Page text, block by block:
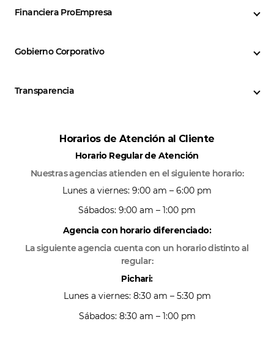
Financiera ProEmpresa
Gobierno Corporativo
Transparencia
Horarios de Atención al Cliente
Horario Regular de Atención
Nuestras agencias atienden en el siguiente horario:
Lunes a viernes: 9:00 am – 6:00 pm
Sábados: 9:00 am – 1:00 pm
Agencia con horario diferenciado:
La siguiente agencia cuenta con un horario distinto al
regular:
Pichari:
Lunes a viernes: 8:30 am – 5:30 pm
Sábados: 8:30 am – 1:00 pm